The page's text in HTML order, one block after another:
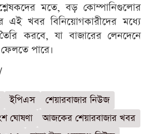
মতে, বড় কোম্পানিগুলোর
এই খবর বিনিয়োগকারীদের মধ্যে
করবে, যা বাজারের লেনদেনে
পারে।
ইপিএস
শেয়ারবাজার নিউজ
ঘোষণা
আজকের শেয়ারবাজার খবর